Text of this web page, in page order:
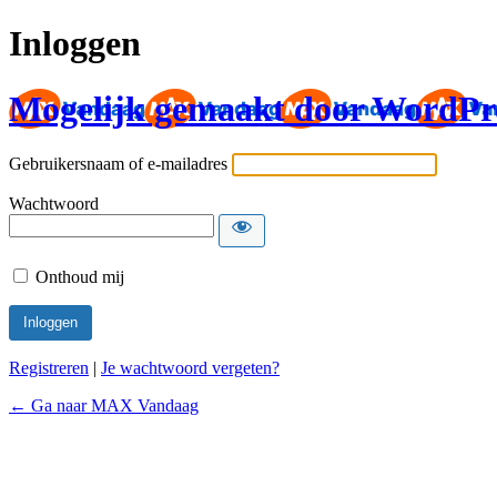
Inloggen
Mogelijk gemaakt door
Gebruikersnaam of e-mailadres
Wachtwoord
Onthoud mij
Registreren | Je wachtwoord vergeten?
← Ga naar MAX Vandaag